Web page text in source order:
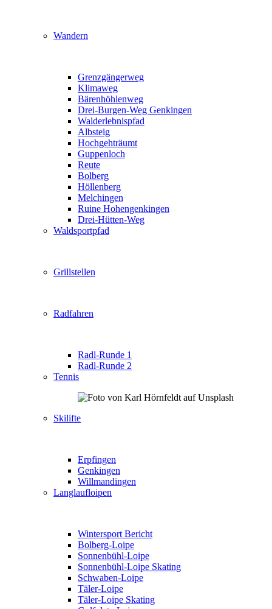
Wandern
Grenzgängerweg
Klimaweg
Bärenhöhlenweg
Drei-Burgen-Weg Genkingen
Walderlebnispfad
Albsteig
Hochgehträumt
Guppenloch
Reute
Bolberg
Höllenberg
Melchingen
Ruine Hohengenkingen
Drei-Hütten-Weg
Waldsportpfad
Grillstellen
Radfahren
Radl-Runde 1
Radl-Runde 2
Tennis
Skilifte
Erpfingen
Genkingen
Willmandingen
Langlaufloipen
Wintersport Bericht
Bolberg-Loipe
Sonnenbühl-Loipe
Sonnenbühl-Loipe Skating
Schwaben-Loipe
Täler-Loipe
Täler-Loipe Skating